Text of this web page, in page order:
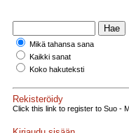
Mikä tahansa sana
Kaikki sanat
Koko hakuteksti
Rekisteröidy
Click this link to register to Suo -